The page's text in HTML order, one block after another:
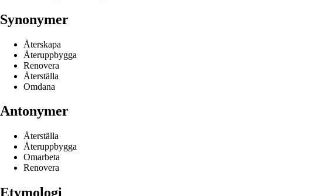
Synonymer
Återskapa
Återuppbygga
Renovera
Återställa
Omdana
Antonymer
Återställa
Återuppbygga
Omarbeta
Renovera
Etymologi